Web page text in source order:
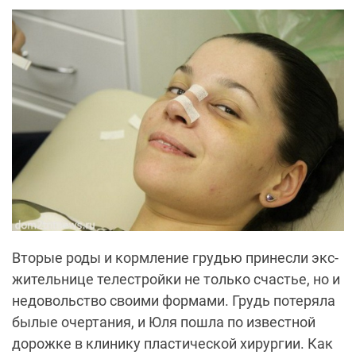
Вторые роды и кормление грудью принесли экс-
жительнице телестройки не только счастье, но и
недовольство своими формами. Грудь потеряла
былые очертания, и Юля пошла по известной
дорожке в клинику пластической хирургии. Как